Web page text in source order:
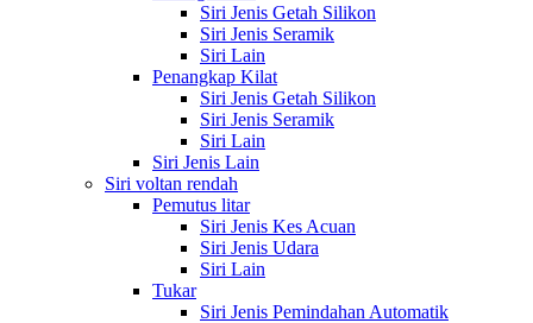
Siri Jenis Getah Silikon
Siri Jenis Seramik
Siri Lain
Penangkap Kilat
Siri Jenis Getah Silikon
Siri Jenis Seramik
Siri Lain
Siri Jenis Lain
Siri voltan rendah
Pemutus litar
Siri Jenis Kes Acuan
Siri Jenis Udara
Siri Lain
Tukar
Siri Jenis Pemindahan Automatik